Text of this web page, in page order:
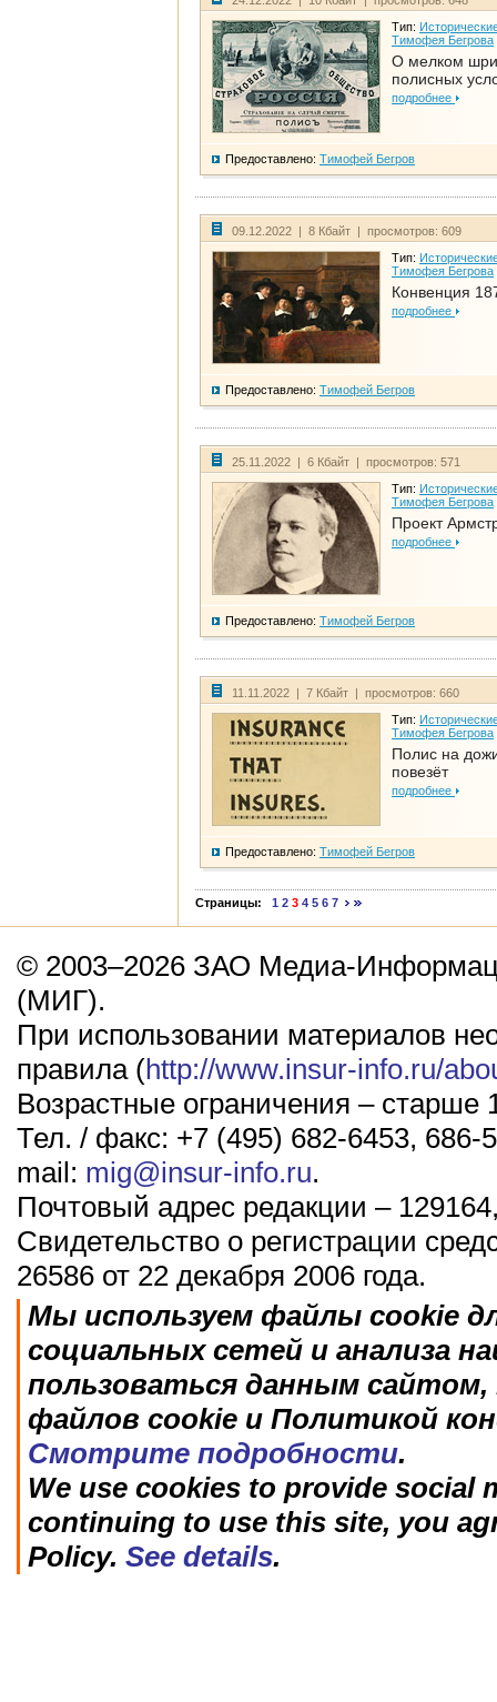
Тип:
Тимофея Бегрова
О мелком
полисных
подробнее
Предоставлено: Тимофей Бегров
09.12.2022 | 8 Кбайт | просмотров: 609
Тип:
Тимофея Бегрова
Конвенция
подробнее
Предоставлено: Тимофей Бегров
25.11.2022 | 6 Кбайт | просмотров: 571
Тип:
Тимофея Бегрова
Проект
подробнее
Предоставлено: Тимофей Бегров
11.11.2022 | 7 Кбайт | просмотров: 660
Тип:
Тимофея Бегрова
Полис на
повезёт
подробнее
Предоставлено: Тимофей Бегров
Страницы: 1 2 3 4 5 6 7
© 2003–2026 ЗАО Медиа-
(МИГ).
При использовании материалов
правила (http://www.insur-info.ru/
Возрастные ограничения – старше
Тел. / факс: +7 (495) 682-6453, 686-
mail: mig@insur-info.ru.
Почтовый адрес редакции –
Свидетельство о регистрации
26586 от 22 декабря 2006 года.
Мы используем файлы cookie
социальных сетей и анализа
пользоваться данным
файлов cookie и Политикой
Смотрите подробности.
We use cookies to provide social
continuing to use this site, you
Policy. See details.